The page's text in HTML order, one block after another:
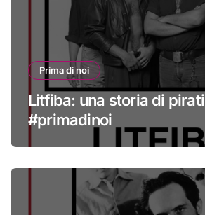
Prima di noi
Litfiba: una storia di pirati
#primadinoi